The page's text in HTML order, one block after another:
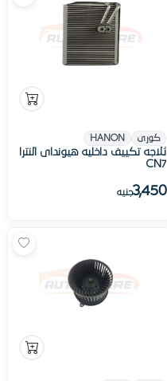
كورى HANON
ثلاجه تكييف داخليه هيونداى النترا
CN7
3,450جنيه